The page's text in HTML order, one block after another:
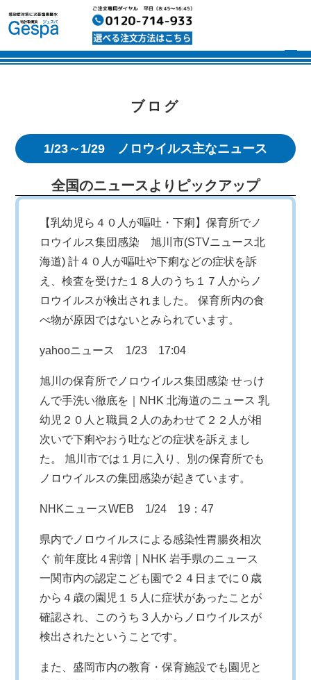
ブログ
1/23～1/29 ノロウイルス主なニュース
全国のニュースよりピックアップ
【乳幼児ら４０人が嘔吐・下痢】保育所でノ
ロウイルス集団感染 旭川市(STVニュース北
海道) 計４０人が嘔吐や下痢などの症状を訴
え、検査を受けた１８人のうち１７人からノ
ロウイルスが検出されました。 保育所内の食
べ物が原因ではないとみられています。
yahooニュース 1/23 17:04
旭川の保育所でノロウイルス集団感染 せっけ
んで手洗い徹底を｜NHK 北海道のニュース 乳
幼児２０人と職員２人のあわせて２２人が相
次いで下痢やおう吐などの症状を訴えまし
た。 旭川市では１月に入り、別の保育所でも
ノロウイルスの集団感染が起きています。
NHKニュースWEB 1/24 19：47
県内でノロウイルスによる感染性胃腸炎相次
ぐ 前年度比４割増｜NHK 岩手県のニュース
一関市内の認定こども園で２４日までに０歳
から４歳の園児１５人に症状があったことが
確認され、このうち３人からノロウイルスが
検出されたということです。
また、盛岡市内の教育・保育施設でも園児と